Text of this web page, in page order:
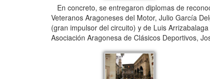
En concreto, se entregaron diplomas de
Veteranos Aragoneses del Motor, Julio García
(gran impulsor del circuito) y de Luis
Asociación Aragonesa de Clásicos Deportivos,